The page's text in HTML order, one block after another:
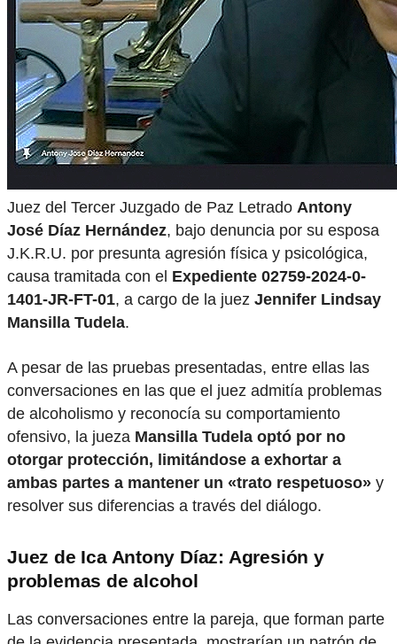
Juez del Tercer Juzgado de Paz Letrado Antony
José Díaz Hernández, bajo denuncia por su esposa
J.K.R.U. por presunta agresión física y psicológica,
causa tramitada con el Expediente 02759-2024-0-
1401-JR-FT-01, a cargo de la juez Jennifer Lindsay
Mansilla Tudela.
A pesar de las pruebas presentadas, entre ellas las
conversaciones en las que el juez admitía problemas
de alcoholismo y reconocía su comportamiento
ofensivo, la jueza Mansilla Tudela optó por no
otorgar protección, limitándose a exhortar a
ambas partes a mantener un «trato respetuoso» y
resolver sus diferencias a través del diálogo.
Juez de Ica Antony Díaz: Agresión y
problemas de alcohol
Las conversaciones entre la pareja, que forman parte